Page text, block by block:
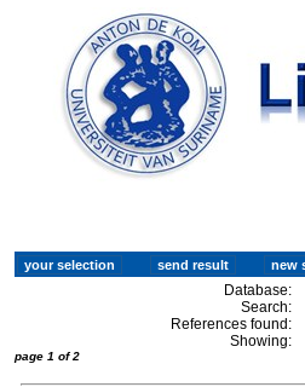
Database:
Search:
References found:
Showing:
page 1 of 2